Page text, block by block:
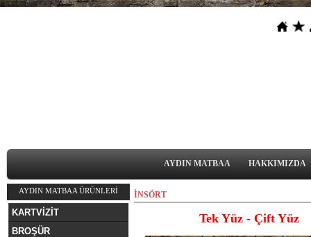
AYDIN MATBAA HAKKIMIZDA
AYDIN MATBAA ÜRÜNLERİ
KARTVİZİT
BROŞÜR
İNSÖRT
Tek Yüz - Çift Yüz